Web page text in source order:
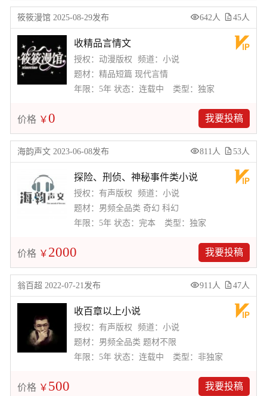
筱筱漫馆 2025-08-29发布 642人 45人
收精品言情文
授权：动漫版权
频道：小说
题材：精品短篇 现代言情
年限：5年 状态：连载中 类型：独家
价格 ￥0 我要投稿
海韵声文 2023-06-08发布 811人 53人
探险、刑侦、神秘事件类小说
授权：有声版权
频道：小说
题材：男频全品类 奇幻 科幻
年限：5年 状态：完本 类型：独家
价格 ￥ 2000 我要投稿
翁百超 2022-07-21发布 911人 47人
收百章以上小说
授权：有声版权
频道：小说
题材：男频全品类 题材不限
年限：5年 状态：连载中 类型：非独家
价格 ￥ 500 我要投稿